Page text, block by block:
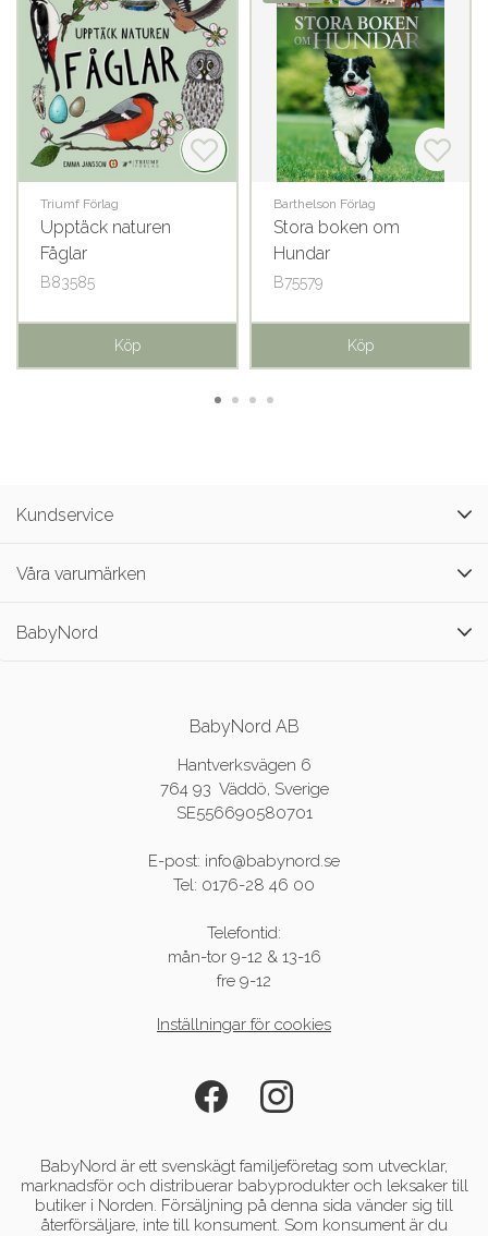
Triumf Förlag
Upptäck naturen
Fåglar
B83585
Köp
Barthelson Förlag
Stora boken om
Hundar
B75579
Köp
Kundservice
Våra varumärken
BabyNord
BabyNord AB
Hantverksvägen 6
764 93 Väddö, Sverige
SE556690580701
E-post: info@babynord.se
Tel: 0176-28 46 00
Telefontid:
mån-tor 9-12 & 13-16
fre 9-12
Inställningar för cookies
BabyNord är ett svenskägt familjeföretag som utvecklar,
marknadsför och distribuerar babyprodukter och leksaker till
butiker i Norden. Försäljning på denna sida vänder sig till
återförsäljare, inte till konsument. Som konsument är du